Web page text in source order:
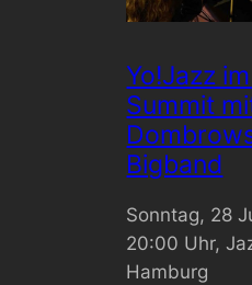
Yo!Jazz
Summit
Bigband
Sonntag, 28
20:00 Uhr,
Hamburg